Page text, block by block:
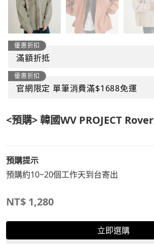
優惠折扣
滿額折抵
優惠折扣
官網限定 單筆消費滿$1688免運
<預購> 韓國WV PROJECT
預購提示
預購約10~20個工作天到台寄出
NT$ 1,280
立即選購